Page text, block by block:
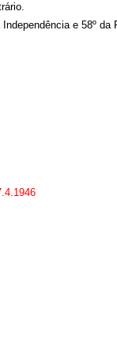
e 58º da